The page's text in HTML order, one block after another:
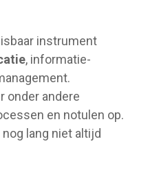
instrument
, informatie-
onder andere
en notulen op.
lang niet altijd